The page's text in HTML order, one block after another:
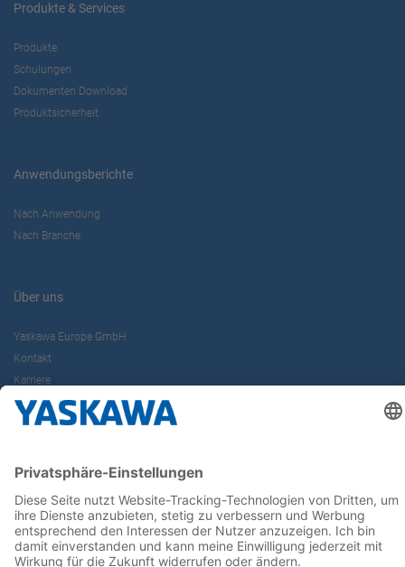
Produkte & Services
Produkte
Schulungen
Dokumenten Download
Produktsicherheit
Anwendungsberichte
Nach Anwendung
Nach Branche
Über uns
Yaskawa Europe GmbH
Kontakt
Karriere
Newsletter
Follow us on...